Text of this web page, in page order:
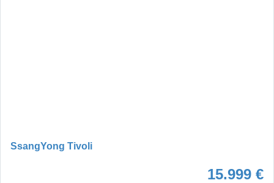
SsangYong Tivoli
15.999 €